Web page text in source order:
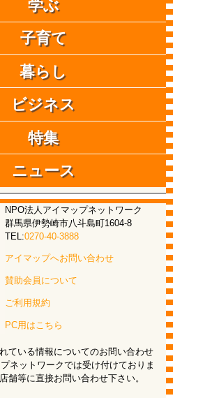
学ぶ
子育て
暮らし
ビジネス
特集
ニュース
NPO法人アイマップネットワーク
群馬県伊勢崎市八斗島町1604-8
TEL:0270-40-3888
アイマップへお問い合わせ
賛助会員について
ご利用規約
PC用はこちら
ている情報についてのお問い合わせ
ネットワークでは受け付けておりま
舗等に直接お問い合わせ下さい。